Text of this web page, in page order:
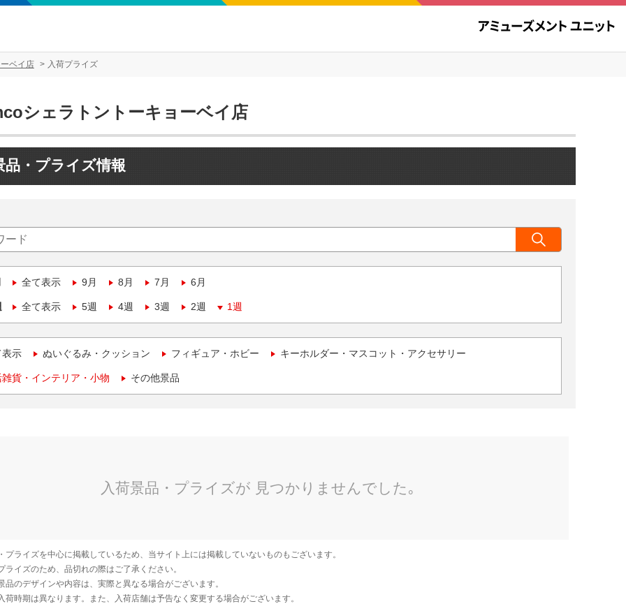
ベイ店 入荷プライズ
シェラトントーキョーベイ店
品・プライズ情報
全て表示 9月 8月 7月 6月
全て表示 5週 4週 3週 2週 1週
表示 ぬいぐるみ・クッション フィギュア・ホビー キーホルダー・マスコット・アクセサリー
貨・インテリア・小物 その他景品